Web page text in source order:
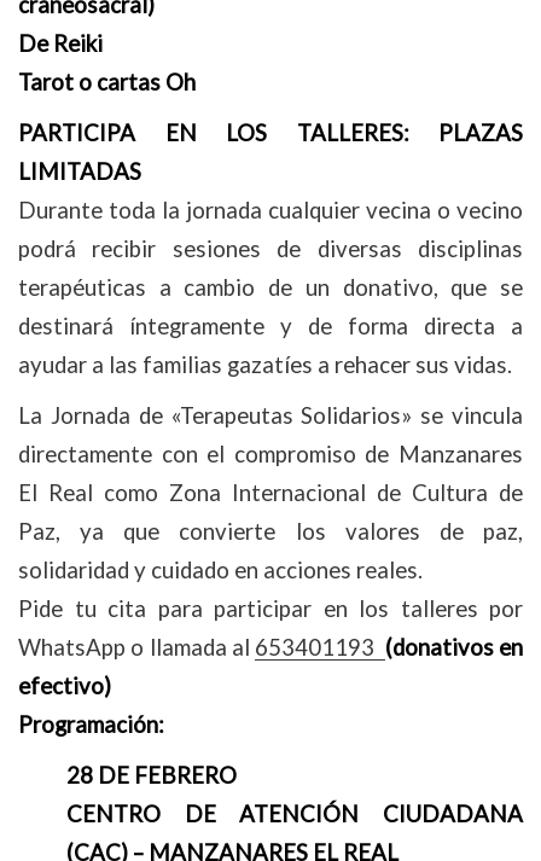
De Reiki
Tarot o cartas Oh
PARTICIPA EN LOS TALLERES: PLAZAS
LIMITADAS
Durante toda la jornada cualquier vecina o vecino
podrá recibir sesiones de diversas disciplinas
terapéuticas a cambio de un donativo, que se
destinará íntegramente y de forma directa a
ayudar a las familias gazatíes a rehacer sus vidas.
La Jornada de «Terapeutas Solidarios» se vincula
directamente con el compromiso de Manzanares
El Real como Zona Internacional de Cultura de
Paz, ya que convierte los valores de paz,
solidaridad y cuidado en acciones reales.
Pide tu cita para participar en los talleres por
WhatsApp o llamada al 653401193 (donativos en
efectivo)
Programación:
28 DE FEBRERO
CENTRO DE ATENCIÓN CIUDADANA
(CAC) – MANZANARES EL REAL